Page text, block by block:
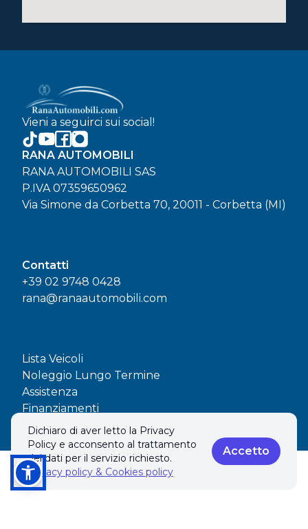
Chiama
Vieni a seguirci sui social!
RANA AUTOMOBILI
RANA AUTOMOBILI SAS
P.IVA 07359650962
Via Simone da Corbetta 70, 20011 - Corbetta (MI)
Contatti
+39 02 9748 0428
rana@ranaautomobili.com
Lista Veicoli
Noleggio Lungo Termine
Assistenza
Finanziamenti
Contatti
Dichiaro di aver letto la Privacy
Policy e acconsento al trattamento
dei dati per il servizio richiesto.
Privacy policy & Cookies policy
Accetto
© 2026 RANA AUTOMOBILI SAS. Tutti i diritti riservati.